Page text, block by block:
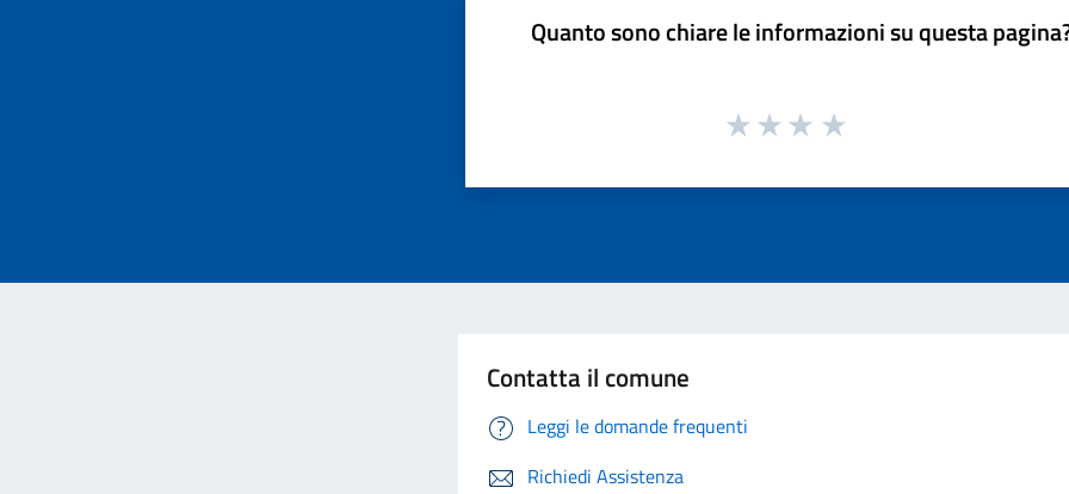
Quanto sono chiare le informazioni su questa
Contatta il comune
Leggi le domande frequenti
Richiedi Assistenza